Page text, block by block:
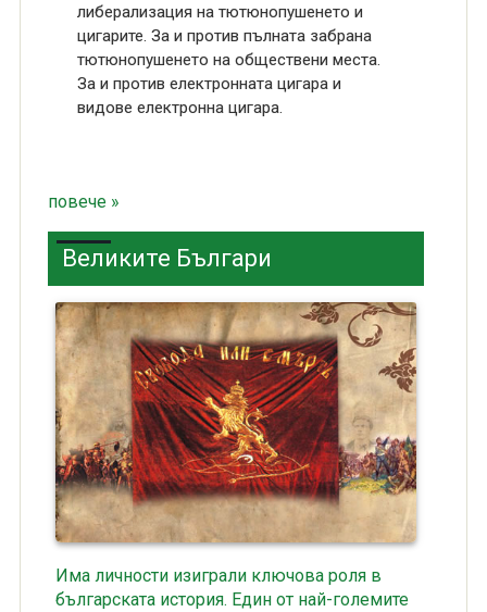
либерализация на тютюнопушенето и
цигарите. За и против пълната забрана
тютюнопушенето на обществени места.
За и против електронната цигара и
видове електронна цигара.
повече »
Великите Българи
Има личности изиграли ключова роля в
българската история. Един от най-големите